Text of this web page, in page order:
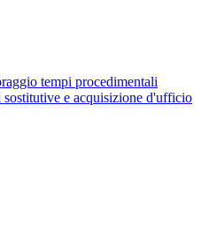
tempi procedimentali
e acquisizione d'ufficio